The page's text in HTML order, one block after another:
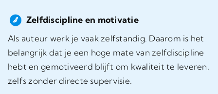
Zelfdiscipline en motivatie
Als auteur werk je vaak zelfstandig. Daarom is het
belangrijk dat je een hoge mate van zelfdiscipline
hebt en gemotiveerd blijft om kwaliteit te leveren,
zelfs zonder directe supervisie.